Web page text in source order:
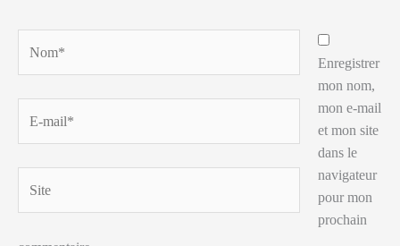
mail*
Enregistrer
mon nom,
mon e-mail
et mon site
dans le
navigateur
pour mon
prochain